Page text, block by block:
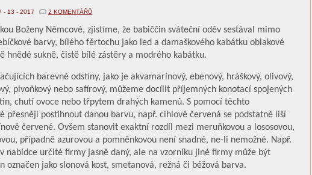
- 13 - 2017 2 KOMENTÁŘŮ
Boženy Němcové, zjistíme, že babiččin sváteční oděv sestával mimo
barvy, bílého fěrtochu jako led a damaškového kabátku oblakové
hnědé sukně, čistě bílé zástěry a modrého kabátku.
barevné odstíny, jako je akvamarínový, ebenový, hráškový, olivový,
pivoňkový nebo safírový, můžeme docílit příjemných konotací spojených
chutí ovoce nebo třpytem drahých kamenů. S pomocí těchto
přesněji postihnout danou barvu, např. cihlově červená se podstatně liší
červené. Ovšem stanovit exaktní rozdíl mezi meruňkovou a lososovou,
případně azurovou a pomněnkovou není snadné, ne-li nemožné. Např.
nabídce určité firmy jasně daný, ale na vzorníku jiné firmy může být
označen jako slonová kost, smetanová, režná či béžová barva.